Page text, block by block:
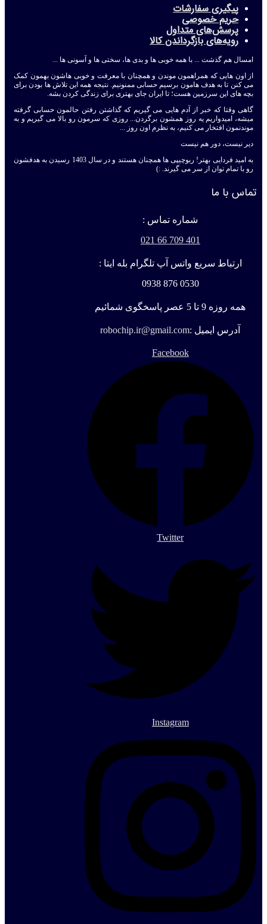
پیگیری سفارشات
حریم خصوصی
پرسش‌های متداول
رویه‌های بازگرداندن کالا
امسال هم گذشت ... با همه خوبی ها و بدی ها، سختی ها و آسونی ها ...
از اون هایی که همراهمون موندن و همچنان با معرفت و خوبی هاشون بهمون کمک
می کنن تا به هدف هامون برسیم حسابی ممنونیم. نتیجه همه این تلاش ها بودن برای
بچه های این سرزمین هست؛ تا ایران جای بهتری برای زندگی کردن بشه.
گاهی وقتا که خبر از آدم هایی می گیریم که گذاشتن رفتن حالمون حسابی گرفته
میشه، امیدواریم یه روز همشون برگردن... روزی که سرمون رو بالا می گیریم و به
موندنمون افتخار می کنیم، به نظرم اون روز ...
دیر نیست، دور هم نیست
به امید فردایی بهتر! ربوچیپی ها همچنان هستند و در سال 1403 رسیدن به هدفشون
رو با تمام توان از سر می گیرند. :)
تماس با ما
شماره تماس :
401 709 66 021
ارتباط سریع واتس آپ تلگرام بله ایتا :
0530 876 0938
همه روزه 9 تا 5 عصر پاسخگوی شمائیم
آدرس ایمیل :robochip.ir@gmail.com
Facebook
Twitter
Instagram